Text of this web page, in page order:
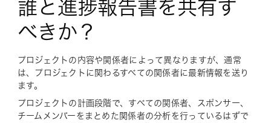
誰と進捗報告書を共有す
べきか？
プロジェクトの内容や関係者によって異なりますが、通常
は、プロジェクトに関わるすべての関係者に最新情報を送り
ます。
プロジェクトの計画段階で、すべての関係者、スポンサー、
チームメンバーをまとめた関係者の分析を行っているはずで